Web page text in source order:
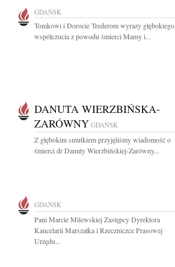
GDAŃSK
Tomkowi i Dorocie Trederom wyrazy głębokiego
współczucia z powodu śmierci Mamy i...
DANUTA WIERZBIŃSKA-
ZARÓWNY GDAŃSK
Z głębokim smutkiem przyjęliśmy wiadomość o
śmierci dr Danuty Wierzbińskiej-Zarówny...
GDAŃSK
Pani Marcie Milewskiej Zastępcy Dyrektora
Kancelarii Marszałka i Rzeczniczce Prasowej
Urzędu...